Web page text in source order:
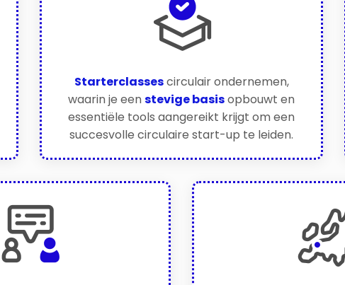
Starterclassescirculair ondernemen,
waarin je eenstevige basisopbouwt en
essentiële tools aangereikt krijgt om een
succesvolle circulaire start-up te leiden.